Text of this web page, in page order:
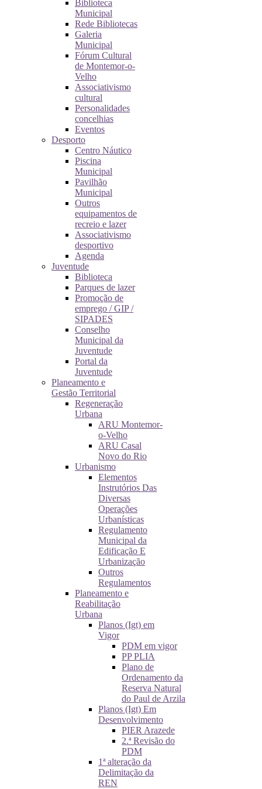
Biblioteca
Municipal
Rede Bibliotecas
Galeria
Municipal
Fórum Cultural
de Montemor-o-
Velho
Associativismo
cultural
Personalidades
concelhias
Eventos
Desporto
Centro Náutico
Piscina
Municipal
Pavilhão
Municipal
Outros
equipamentos de
recreio e lazer
Associativismo
desportivo
Agenda
Juventude
Biblioteca
Parques de lazer
Promoção de
emprego / GIP /
SIPADES
Conselho
Municipal da
Juventude
Portal da
Juventude
Planeamento e
Gestão Territorial
Regeneração
Urbana
ARU Montemor-
o-Velho
ARU Casal
Novo do Rio
Urbanismo
Elementos
Instrutórios Das
Diversas
Operações
Urbanísticas
Regulamento
Municipal da
Edificação E
Urbanização
Outros
Regulamentos
Planeamento e
Reabilitação
Urbana
Planos (Igt) em
Vigor
PDM em vigor
PP PLIA
Plano de
Ordenamento da
Reserva Natural
do Paul de Arzila
Planos (Igt) Em
Desenvolvimento
PIER Arazede
2.ª Revisão do
PDM
1ª alteração da
Delimitação da
REN